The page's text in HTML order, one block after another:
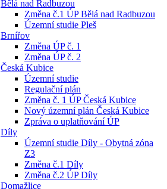
Bělá nad Radbuzou
Změna č.1 ÚP Bělá nad Radbuzou
Územní studie Pleš
Brnířov
Změna ÚP č. 1
Změna ÚP č. 2
Česká Kubice
Územní studie
Regulační plán
Změna č. 1 ÚP Česká Kubice
Nový územní plán Česká Kubice
Zpráva o uplatňování ÚP
Díly
Územní studie Díly - Obytná zóna
Z3
Změna č.1 Díly
Změna č.2 ÚP Díly
Domažlice